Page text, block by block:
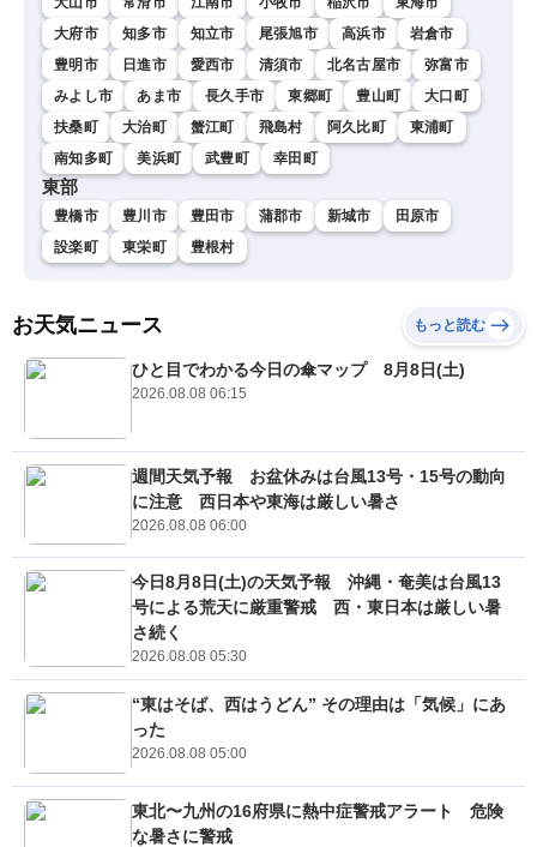
大府市
知多市 知立市 尾張旭市 高浜市
岩倉市
豊明市
日進市 愛西市 清須市 北名古屋市
弥富市
みよし市
あま市 長久手市 東郷町 豊山町
大口町
扶桑町
大治町 蟹江町 飛島村 阿久比町
東浦町
南知多町
美浜町 武豊町 幸田町
東部
豊橋市 豊川市 豊田市 蒲郡市 新城市
田原市
設楽町
東栄町 豊根村
お天気ニュース もっと読む
ひと目でわかる今日の傘マップ 8月8日(土)
2026.08.08 06:15
週間天気予報 お盆休みは台風13号・15号の動向
に注意 西日本や東海は厳しい暑さ
2026.08.08 06:00
今日8月8日(土)の天気予報 沖縄・奄美は台風13
号による荒天に厳重警戒 西・東日本は厳しい暑
さ続く
2026.08.08 05:30
“東はそば、西はうどん” その理由は「気候」にあ
った
2026.08.08 05:00
東北〜九州の16府県に熱中症警戒アラート 危険
な暑さに警戒